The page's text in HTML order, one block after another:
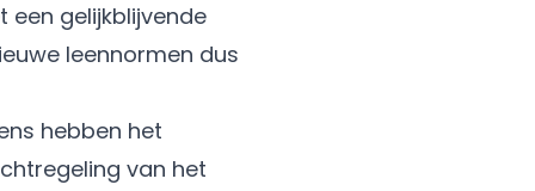
een gelijkblijvende
leennormen dus
hebben het
van het